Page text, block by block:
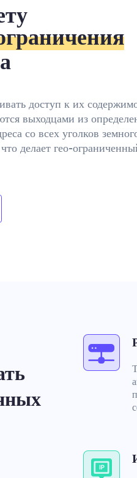
доступ к их
выходцами из
со всех уголков
делает гео-